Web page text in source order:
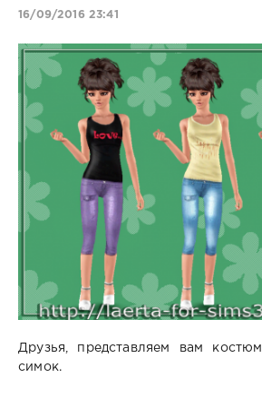
16/09/2016 23:41
Друзья, представляем вам
симок.